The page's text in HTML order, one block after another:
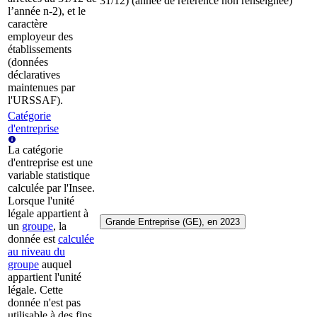
l’année n-2), et le
caractère
employeur des
établissements
(données
déclaratives
maintenues par
l'URSSAF).
Catégorie
d'entreprise
La catégorie
d'entreprise est une
variable statistique
calculée par l'Insee.
Lorsque l'unité
légale appartient à
un groupe, la
donnée est calculée
au niveau du
groupe auquel
appartient l'unité
légale. Cette
donnée n'est pas
Grande Entreprise (GE), en 2023